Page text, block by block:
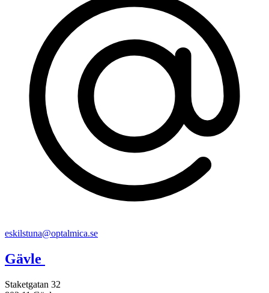
eskilstuna@optalmica.se
Gävle
Staketgatan 32